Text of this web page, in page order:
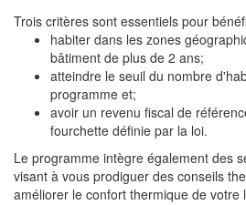
Trois critères sont essentiels pour
habiter dans les zones
bâtiment de plus de 2 ans;
atteindre le seuil du nombre
programme et;
avoir un revenu fiscal de
fourchette définie par la loi.
Le programme intègre également des
visant à vous prodiguer des conseils
améliorer le confort thermique de votre